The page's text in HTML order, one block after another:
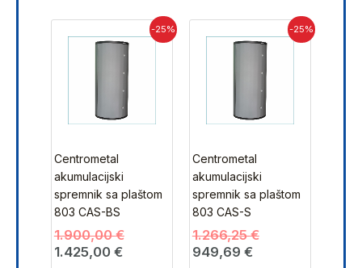
-25%
Centrometal
akumulacijski
spremnik sa plaštom
803 CAS-BS
1.900,00€
Izvorna
cijena
bila
je:
1.900,00 €.
1.425,00 €
Trenutna
cijena
je:
1.425,00 €.
-25%
Centrometal
akumulacijski
spremnik sa plaštom
803 CAS-S
1.266,25€
Izvorna
cijena
bila
je:
1.266,25 €.
949,69 €
Trenutna
cijena
je:
949,69 €.